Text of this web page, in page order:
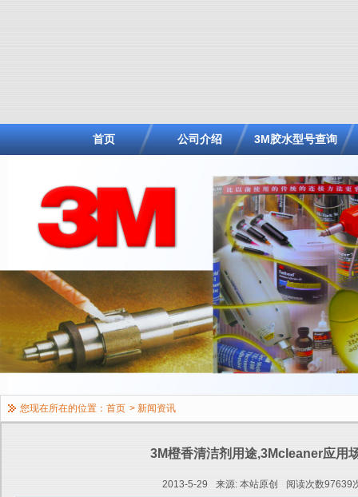
首页 公司介绍 3M胶水型号查询
您现在所在的位置： 首页 > 新闻资讯
3M橙香清洁剂用途,3Mcleaner应用
2013-5-29 来源: 本站原创 阅读次数97639